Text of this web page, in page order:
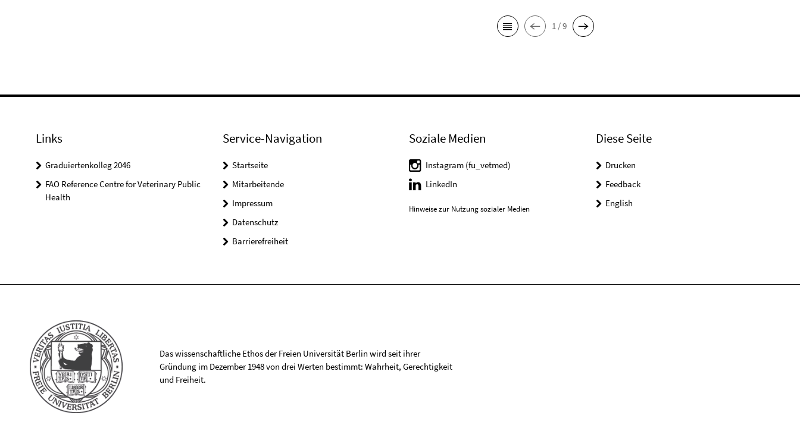
1 / 9
Links
Graduiertenkolleg 2046
FAO Reference Centre for Veterinary Public
Health
Service-Navigation
Startseite
Mitarbeitende
Impressum
Datenschutz
Barrierefreiheit
Soziale Medien
Instagram (fu_vetmed)
LinkedIn
Hinweise zur Nutzung sozialer Medien
Diese Seite
Drucken
Feedback
English
Das wissenschaftliche Ethos der Freien Universität Berlin wird seit ihrer
Gründung im Dezember 1948 von drei Werten bestimmt: Wahrheit, Gerechtigkeit
und Freiheit.